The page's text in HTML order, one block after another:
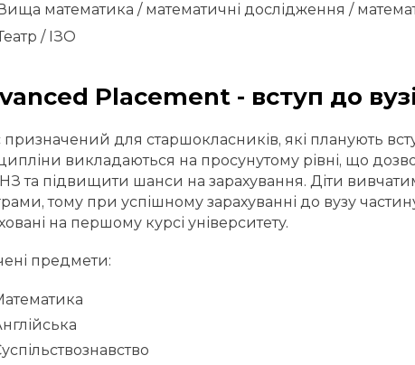
Вища математика / математичні дослідження /
/ ІЗО
Placement - вступ до
призначений для старшокласників, які планують
викладаються на просунутому рівні, що
та підвищити шанси на зарахування. Діти
тому при успішному зарахуванні до вузу
на першому курсі університету.
предмети: